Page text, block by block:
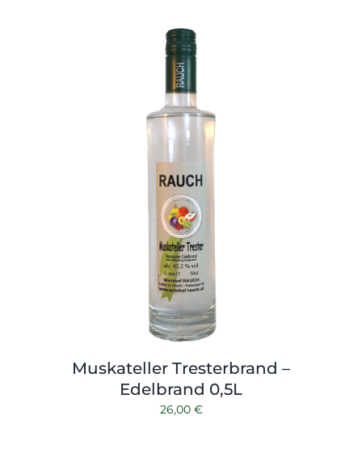
Muskateller Tresterbrand –
Edelbrand 0,5L
26,00 €